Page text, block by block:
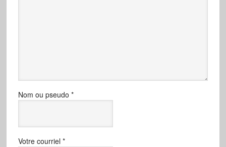
Nom ou pseudo *
Votre courriel *